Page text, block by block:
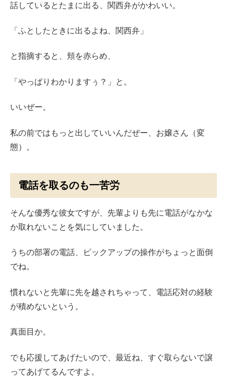
話しているとたまに出る、関西弁がかわいい。
「ふとしたときに出るよね、関西弁」
と指摘すると、頬を赤らめ、
「やっぱりわかりますぅ？」と。
いいぜー。
私の前ではもっと出していいんだぜー、お嬢さん（変
態）。
電話を取るのも一苦労
そんな優秀な彼女ですが、先輩よりも先に電話がなかな
か取れないことを気にしていました。
うちの部署の電話、ピックアップの操作がちょっと面倒
でね。
慣れないと先輩に先を越されちゃって、電話応対の経験
が積めないという。
真面目か。
でも応援してあげたいので、最近ね、すぐ取らないで譲
ってあげてるんですよ。